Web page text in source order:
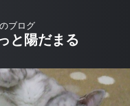
ブログ
と陽だまる